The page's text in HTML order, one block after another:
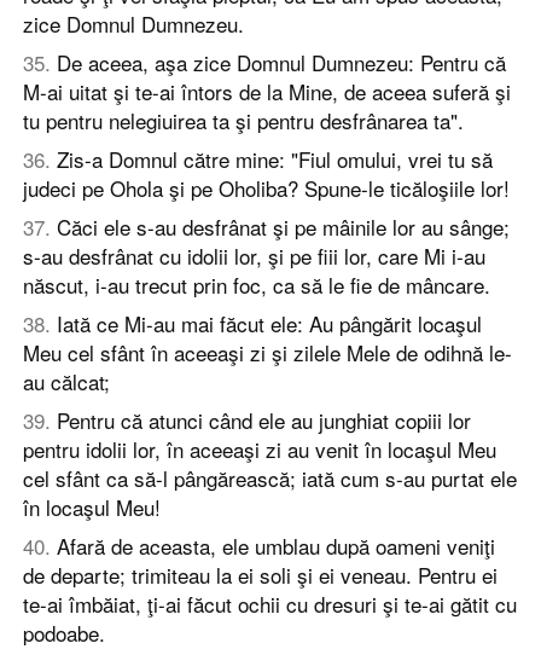
zice Domnul Dumnezeu.
35. De aceea, aşa zice Domnul Dumnezeu: Pentru că
M-ai uitat şi te-ai întors de la Mine, de aceea suferă şi
tu pentru nelegiuirea ta şi pentru desfrânarea ta".
36. Zis-a Domnul către mine: "Fiul omului, vrei tu să
judeci pe Ohola şi pe Oholiba? Spune-le ticăloşiile lor!
37. Căci ele s-au desfrânat şi pe mâinile lor au sânge;
s-au desfrânat cu idolii lor, şi pe fiii lor, care Mi i-au
născut, i-au trecut prin foc, ca să le fie de mâncare.
38. Iată ce Mi-au mai făcut ele: Au pângărit locaşul
Meu cel sfânt în aceeaşi zi şi zilele Mele de odihnă le-
au călcat;
39. Pentru că atunci când ele au junghiat copiii lor
pentru idolii lor, în aceeaşi zi au venit în locaşul Meu
cel sfânt ca să-l pângărească; iată cum s-au purtat ele
în locaşul Meu!
40. Afară de aceasta, ele umblau după oameni veniţi
de departe; trimiteau la ei soli şi ei veneau. Pentru ei
te-ai îmbăiat, ţi-ai făcut ochii cu dresuri şi te-ai gătit cu
podoabe.